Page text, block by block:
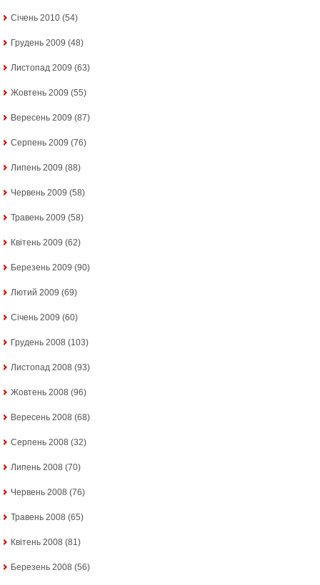
Січень 2010 (54)
Грудень 2009 (48)
Листопад 2009 (63)
Жовтень 2009 (55)
Вересень 2009 (87)
Серпень 2009 (76)
Липень 2009 (88)
Червень 2009 (58)
Травень 2009 (58)
Квітень 2009 (62)
Березень 2009 (90)
Лютий 2009 (69)
Січень 2009 (60)
Грудень 2008 (103)
Листопад 2008 (93)
Жовтень 2008 (96)
Вересень 2008 (68)
Серпень 2008 (32)
Липень 2008 (70)
Червень 2008 (76)
Травень 2008 (65)
Квітень 2008 (81)
Березень 2008 (56)